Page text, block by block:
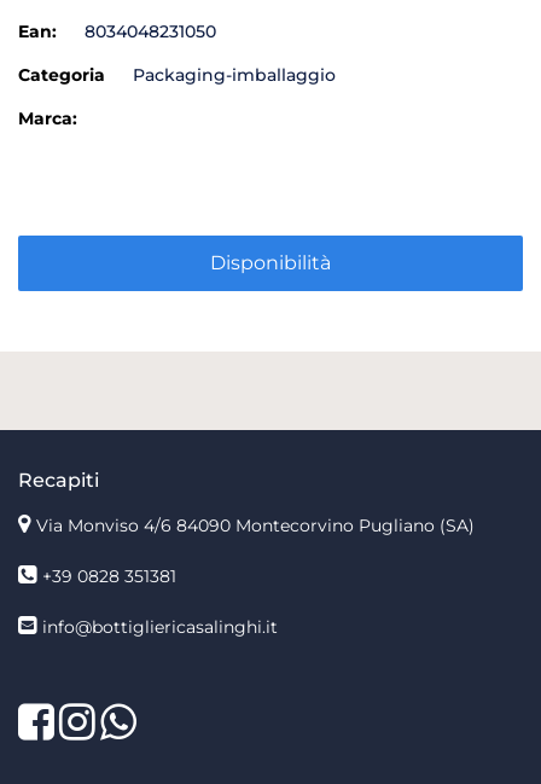
Ean:
8034048231050
Categoria
Packaging-imballaggio
Marca:
Disponibilità
Recapiti
Via Monviso 4/6 84090 Montecorvino Pugliano (SA)
+39 0828 351381
info@bottigliericasalinghi.it
Facebook
TwitterLinkedIn